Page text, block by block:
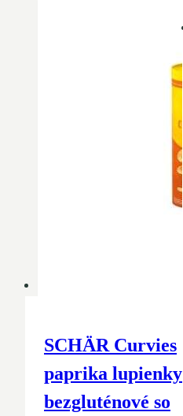
SCHÄR Curvies
paprika lupienky
bezgluténové so